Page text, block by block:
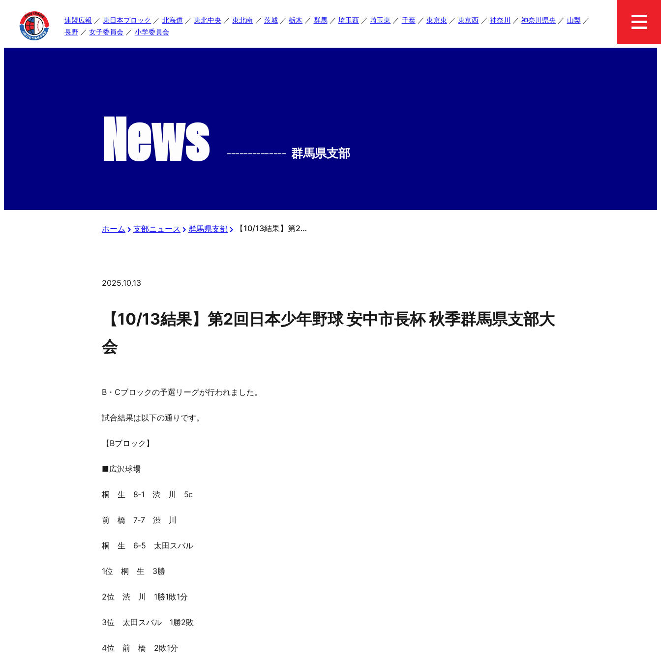
連盟広報 東日本ブロック 北海道 東北中央 東北南 茨城 栃木 群馬 埼玉西 埼玉東 千葉 東京東 東京西 神奈川 神奈川県央
山梨
長野
女子委員会 小学委員会
News -------------- 群馬県支部
ホーム 支部ニュース 群馬県支部 【10/13結果】第2回日本少年野球 安中市長杯 秋季群馬県支部大会
2025.10.13
【10/13結果】第2回日本少年野球 安中市長杯 秋季群馬県支部大
会
B・Cブロックの予選リーグが行われました。
試合結果は以下の通りです。
【Bブロック】
■広沢球場
桐 生 8‐1 渋 川 5ⅽ
前 橋 7‐7 渋 川
桐 生 6‐5 太田スバル
1位 桐 生 3勝
2位 渋 川 1勝1敗1分
3位 太田スバル 1勝2敗
4位 前 橋 2敗1分